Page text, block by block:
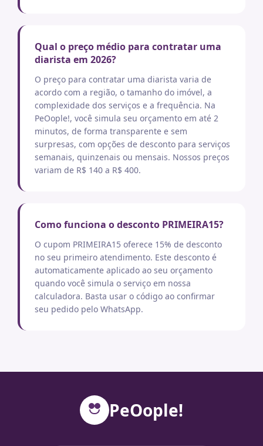
Qual o preço médio para contratar uma
diarista em 2026?
O preço para contratar uma diarista varia de
acordo com a região, o tamanho do imóvel, a
complexidade dos serviços e a frequência. Na
PeOople!, você simula seu orçamento em até 2
minutos, de forma transparente e sem
surpresas, com opções de desconto para serviços
semanais, quinzenais ou mensais. Nossos preços
variam de R$ 140 a R$ 400.
Como funciona o desconto PRIMEIRA15?
O cupom PRIMEIRA15 oferece 15% de desconto
no seu primeiro atendimento. Este desconto é
automaticamente aplicado ao seu orçamento
quando você simula o serviço em nossa
calculadora. Basta usar o código ao confirmar
seu pedido pelo WhatsApp.
PeOople!